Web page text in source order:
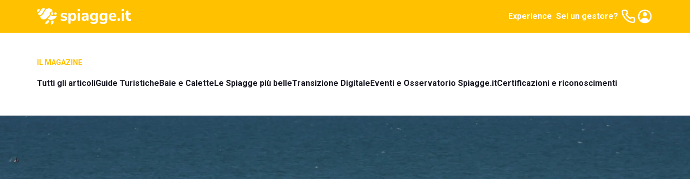
Experience Sei un gestore?
IL MAGAZINE
Tutti gli articoliGuide TuristicheBaie e CaletteLe Spiagge più belleTransizione DigitaleEventi e Osservatorio Spiagge.itCertificazioni e riconoscimenti